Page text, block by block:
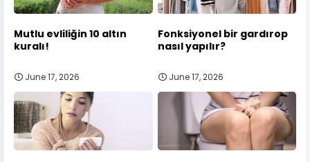
Mutlu evliliğin 10 altın
kuralı!
June 17, 2026
Fonksiyonel bir gardırop
nasıl yapılır?
June 17, 2026